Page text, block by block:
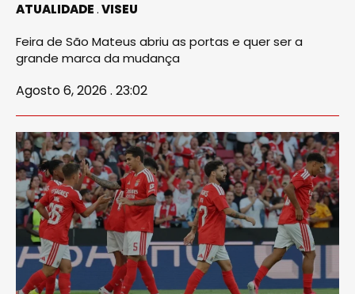
ATUALIDADE VISEU
Feira de São Mateus abriu as portas e quer ser a
grande marca da mudança
Agosto 6, 2026 . 23:02